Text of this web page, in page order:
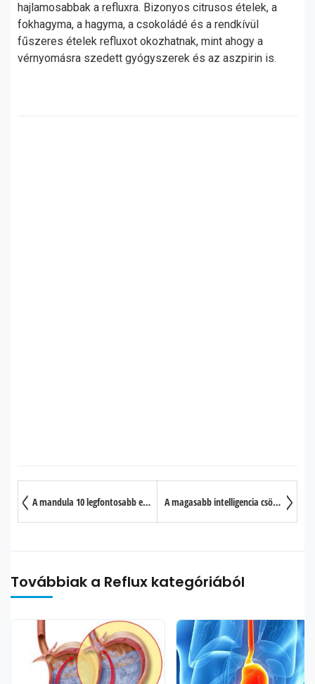
hajlamosabbak a refluxra. Bizonyos citrusos ételek, a
fokhagyma, a hagyma, a csokoládé és a rendkívül
fűszeres ételek refluxot okozhatnak, mint ahogy a
vérnyomásra szedett gyógyszerek és az aszpirin is.
A mandula 10 legfontosabb egészségre gyakorolt jótékony hatása A magasabb intelligencia csökkentheti a Skizofrénia kialakulásának esélyeit
Továbbiak a Reflux kategóriából